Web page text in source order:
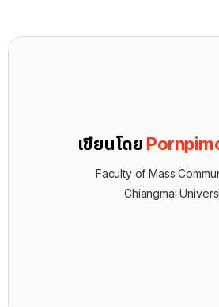
เขียนโดย
Faculty of Mass
Chiangmai